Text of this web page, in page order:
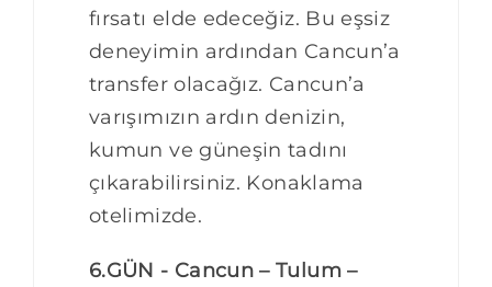
fırsatı elde edeceğiz. Bu eşsiz
deneyimin ardından Cancun’a
transfer olacağız. Cancun’a
varışımızın ardın denizin,
kumun ve güneşin tadını
çıkarabilirsiniz. Konaklama
otelimizde.
6.GÜN - Cancun – Tulum –